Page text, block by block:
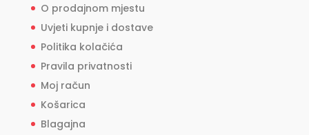
O prodajnom mjestu
Uvjeti kupnje i dostave
Politika kolačića
Pravila privatnosti
Moj račun
Košarica
Blagajna